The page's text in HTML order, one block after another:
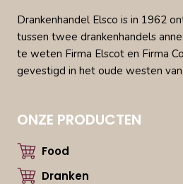
Drankenhandel Elsco is in 1962
tussen twee drankenhandels
te weten Firma Elscot en Firma
gevestigd in het oude westen
ONZE PRODUCTEN
Food
Dranken